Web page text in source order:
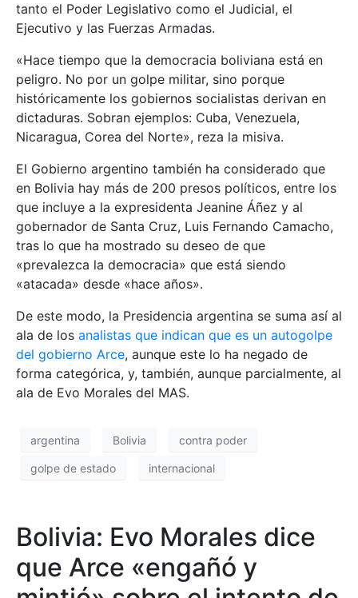
tanto el Poder Legislativo como el Judicial, el
Ejecutivo y las Fuerzas Armadas.
«Hace tiempo que la democracia boliviana está en
peligro. No por un golpe militar, sino porque
históricamente los gobiernos socialistas derivan en
dictaduras. Sobran ejemplos: Cuba, Venezuela,
Nicaragua, Corea del Norte», reza la misiva.
El Gobierno argentino también ha considerado que
en Bolivia hay más de 200 presos políticos, entre los
que incluye a la expresidenta Jeanine Áñez y al
gobernador de Santa Cruz, Luis Fernando Camacho,
tras lo que ha mostrado su deseo de que
«prevalezca la democracia» que está siendo
«atacada» desde «hace años».
De este modo, la Presidencia argentina se suma así al
ala de los analistas que indican que es un autogolpe
del gobierno Arce, aunque este lo ha negado de
forma categórica, y, también, aunque parcialmente, al
ala de Evo Morales del MAS.
argentina Bolivia contra poder
golpe de estado internacional
Bolivia: Evo Morales dice
que Arce «engañó y